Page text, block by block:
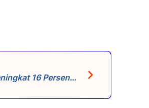
16 Persen